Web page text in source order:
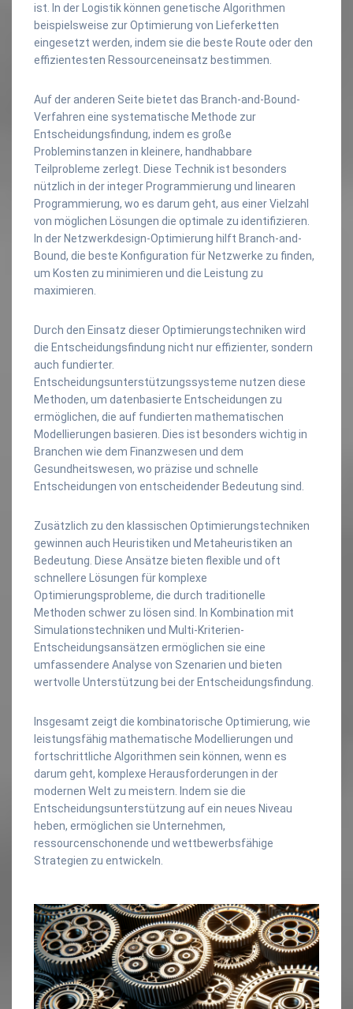
ist. In der Logistik können genetische Algorithmen
beispielsweise zur Optimierung von Lieferketten
eingesetzt werden, indem sie die beste Route oder den
effizientesten Ressourceneinsatz bestimmen.
Auf der anderen Seite bietet das Branch-and-Bound-
Verfahren eine systematische Methode zur
Entscheidungsfindung, indem es große
Probleminstanzen in kleinere, handhabbare
Teilprobleme zerlegt. Diese Technik ist besonders
nützlich in der integer Programmierung und linearen
Programmierung, wo es darum geht, aus einer Vielzahl
von möglichen Lösungen die optimale zu identifizieren.
In der Netzwerkdesign-Optimierung hilft Branch-and-
Bound, die beste Konfiguration für Netzwerke zu finden,
um Kosten zu minimieren und die Leistung zu
maximieren.
Durch den Einsatz dieser Optimierungstechniken wird
die Entscheidungsfindung nicht nur effizienter, sondern
auch fundierter.
Entscheidungsunterstützungssysteme nutzen diese
Methoden, um datenbasierte Entscheidungen zu
ermöglichen, die auf fundierten mathematischen
Modellierungen basieren. Dies ist besonders wichtig in
Branchen wie dem Finanzwesen und dem
Gesundheitswesen, wo präzise und schnelle
Entscheidungen von entscheidender Bedeutung sind.
Zusätzlich zu den klassischen Optimierungstechniken
gewinnen auch Heuristiken und Metaheuristiken an
Bedeutung. Diese Ansätze bieten flexible und oft
schnellere Lösungen für komplexe
Optimierungsprobleme, die durch traditionelle
Methoden schwer zu lösen sind. In Kombination mit
Simulationstechniken und Multi-Kriterien-
Entscheidungsansätzen ermöglichen sie eine
umfassendere Analyse von Szenarien und bieten
wertvolle Unterstützung bei der Entscheidungsfindung.
Insgesamt zeigt die kombinatorische Optimierung, wie
leistungsfähig mathematische Modellierungen und
fortschrittliche Algorithmen sein können, wenn es
darum geht, komplexe Herausforderungen in der
modernen Welt zu meistern. Indem sie die
Entscheidungsunterstützung auf ein neues Niveau
heben, ermöglichen sie Unternehmen,
ressourcenschonende und wettbewerbsfähige
Strategien zu entwickeln.